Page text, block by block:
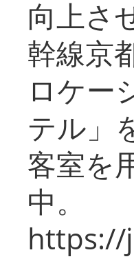
向上さ
幹線京
ロケー
テル」
客室を
中。
https://